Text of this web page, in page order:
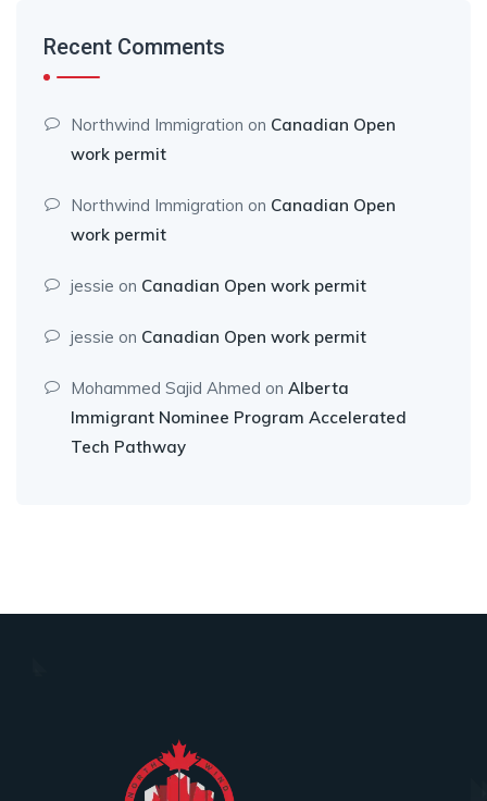
Recent Comments
Northwind Immigration on Canadian Open
work permit
Northwind Immigration on Canadian Open
work permit
jessie on Canadian Open work permit
jessie on Canadian Open work permit
Mohammed Sajid Ahmed on Alberta
Immigrant Nominee Program Accelerated
Tech Pathway